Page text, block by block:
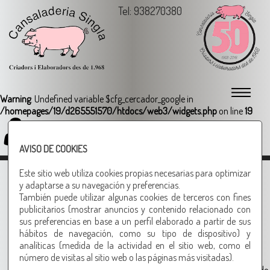
AVISO DE COOKIES
Este sitio web utiliza cookies propias necesarias para optimizar
y adaptarse a su navegación y preferencias.
También puede utilizar algunas cookies de terceros con fines
publicitarios (mostrar anuncios y contenido relacionado con
sus preferencias en base a un perfil elaborado a partir de sus
hábitos de navegación, como su tipo de dispositivo) y
analíticas (medida de la actividad en el sitio web, como el
número de visitas al sitio web o las páginas más visitadas).
Tel: 938270380
Warning: Undefined variable $cfg_cercador_google in
/homepages/19/d265551570/htdocs/web3/widgets.php on line19
Login
+ GÉNERO COCIDO